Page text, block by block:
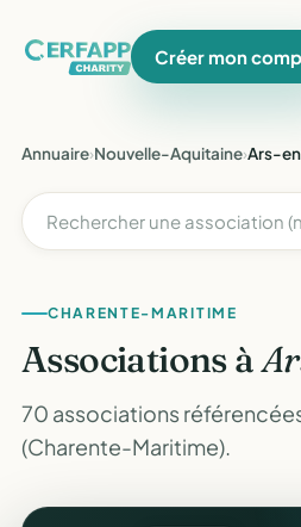
Créer mon
Annuaire›Nouvelle-Aquitaine›Ars-
CHARENTE-MARITIME
Associations à
70 associations
(Charente-Maritime).